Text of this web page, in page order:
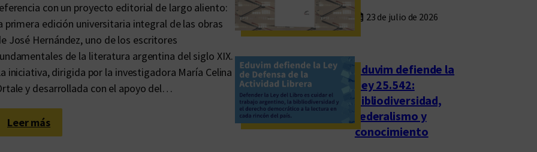
con un proyecto editorial de largo aliento:
primera edición universitaria integral de las obras
José Hernández, uno de los escritores
de la literatura argentina del siglo XIX.
iniciativa, dirigida por la investigadora María Celina
y desarrollada con el apoyo del…
Leer más:
O
23 de julio de 2026
Eduvim defiende la
Ley 25.542:
bibliodiversidad,
federalismo y
conocimiento